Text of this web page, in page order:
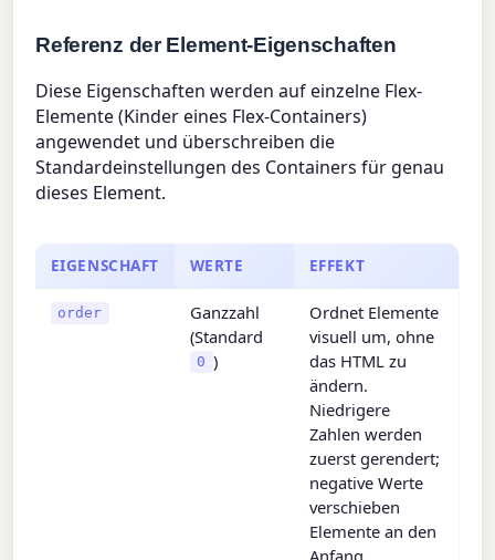
Referenz der Element-Eigenschaften
Diese Eigenschaften werden auf einzelne Flex-
Elemente (Kinder eines Flex-Containers)
angewendet und überschreiben die
Standardeinstellungen des Containers für genau
dieses Element.
EIGENSCHAFT WERTE EFFEKT
order
Ganzzahl
(Standard
0 )
Ordnet Elemente
visuell um, ohne
das HTML zu
ändern.
Niedrigere
Zahlen werden
zuerst gerendert;
negative Werte
verschieben
Elemente an den
Anfang.